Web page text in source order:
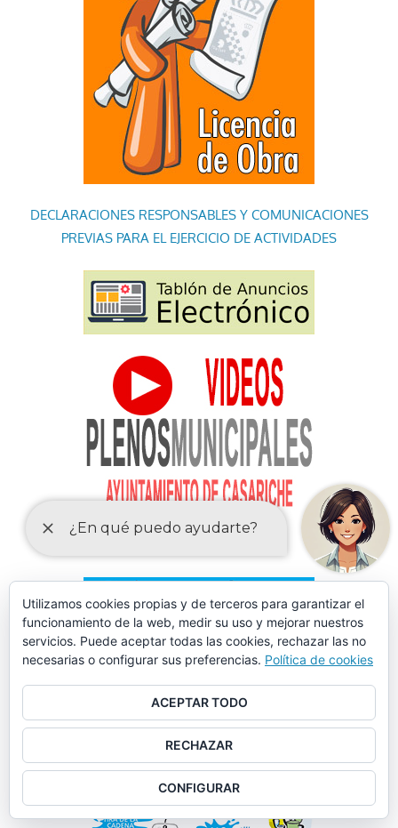
DECLARACIONES RESPONSABLES Y COMUNICACIONES
PREVIAS PARA EL EJERCICIO DE ACTIVIDADES
Utilizamos cookies propias y de terceros para garantizar el
funcionamiento de la web, medir su uso y mejorar nuestros
servicios. Puede aceptar todas las cookies, rechazar las no
necesarias o configurar sus preferencias. Política de cookies
ACEPTAR TODO
RECHAZAR
CONFIGURAR